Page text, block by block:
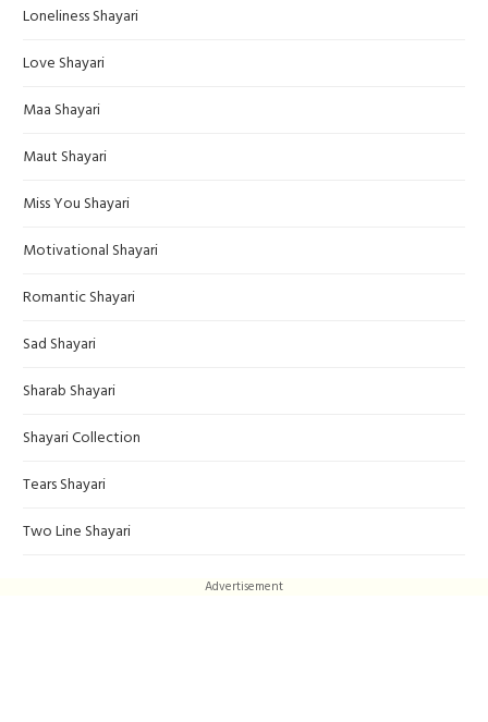
Loneliness Shayari
Love Shayari
Maa Shayari
Maut Shayari
Miss You Shayari
Motivational Shayari
Romantic Shayari
Sad Shayari
Sharab Shayari
Shayari Collection
Tears Shayari
Two Line Shayari
Advertisement